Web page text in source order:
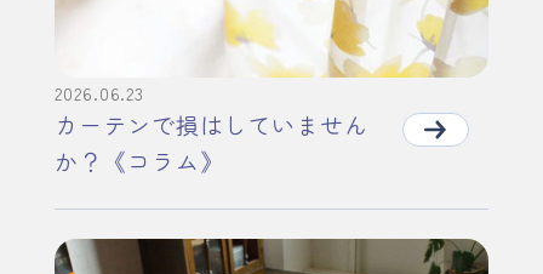
2026.06.23
カーテンで損はしていません
か？《コラム》